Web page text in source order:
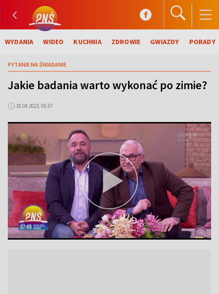
WYDANIA WIDEO KUCHNIA ZDROWIE GWIAZDY PORADY
PYTANIE NA ŚNIADANIE
Jakie badania warto wykonać po zimie?
18.04.2023, 05:57